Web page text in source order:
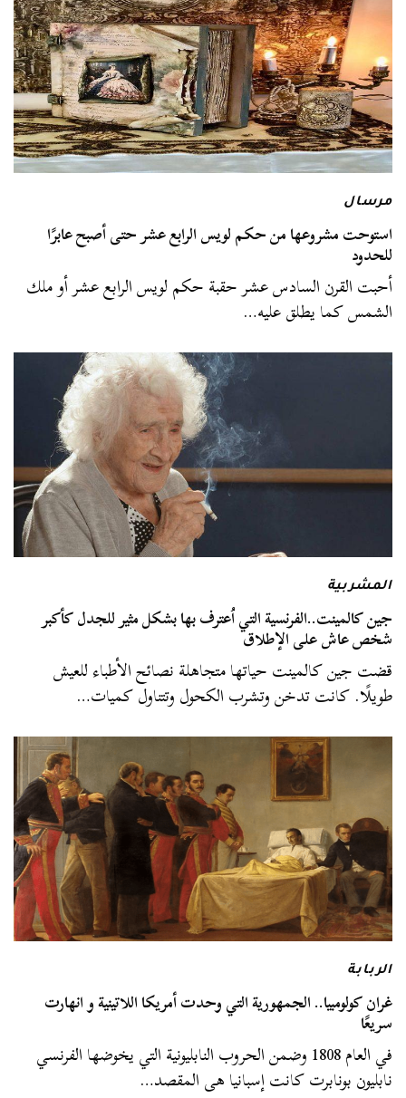
مرسال
استوحت مشروعها من حكم لويس الرابع عشر حتى أصبح عابرًا
للحدود
أحبت القرن السادس عشر حقبة حكم لويس الرابع عشر أو ملك
الشمس كما يطلق عليه…
المشربية
جين كالمينت..الفرنسية التي اُعترف بها بشكل مثير للجدل كأكبر
شخص عاش على الإطلاق
قضت جين كالمينت حياتها متجاهلة نصائح الأطباء للعيش
طويلًا. كانت تدخن وتشرب الكحول وتتناول كميات…
الربابة
غران كولومبيا.. الجمهورية التي وحدت أمريكا اللاتينية و انهارت
سريعًا
في العام 1808 وضمن الحروب النابليونية التي يخوضها الفرنسي
نابليون بونابرت كانت إسبانيا هى المقصد…